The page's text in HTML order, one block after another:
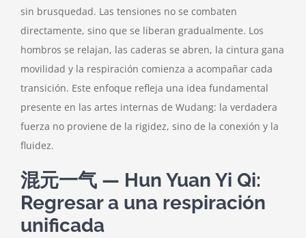
sin brusquedad. Las tensiones no se combaten
directamente, sino que se liberan gradualmente. Los
hombros se relajan, las caderas se abren, la cintura gana
movilidad y la respiración comienza a acompañar cada
transición. Este enfoque refleja una idea fundamental
presente en las artes internas de Wudang: la verdadera
fuerza no proviene de la rigidez, sino de la conexión y la
fluidez.
混元一气 — Hun Yuan Yi Qi:
Regresar a una respiración
unificada